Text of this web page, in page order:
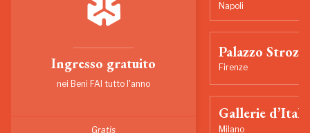
Ingresso gratuito
nei Beni FAI tutto l'anno
Gratis
Napoli
Palazzo Strozzi
Firenze
Gallerie
Milano